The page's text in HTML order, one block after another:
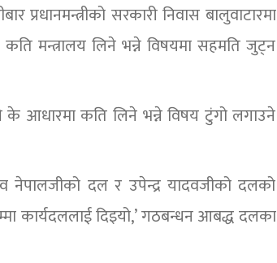
प्रधानमन्त्रीको सरकारी निवास बालुवाटारमा
मन्त्रालय लिने भन्ने विषयमा सहमति जुट्न
आधारमा कति लिने भन्ने विषय टुंगो लगाउने
नेपालजीको दल र उपेन्द्र यादवजीको दलको
कार्यदललाई दिइयो,’ गठबन्धन आबद्ध दलका